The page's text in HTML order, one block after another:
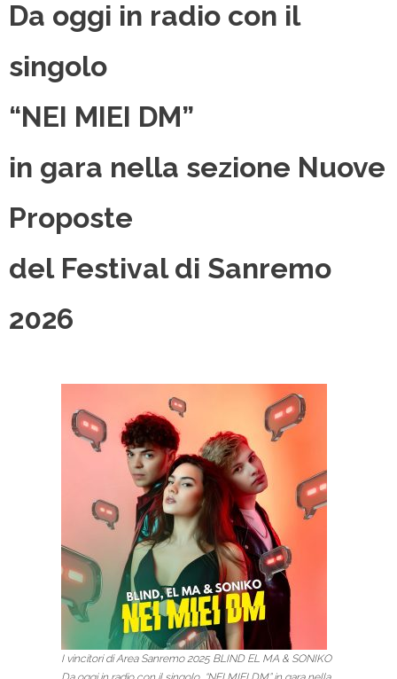
Da oggi in radio con il
singolo
“NEI MIEI DM”
in gara nella sezione Nuove
Proposte
del Festival di Sanremo
2026
I vincitori di Area Sanremo 2025 BLIND EL MA & SONIKO